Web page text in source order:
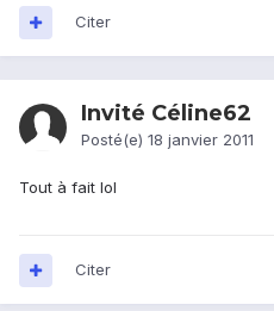
Citer
Invité Céline62
Posté(e) 18 janvier 2011
Tout à fait lol
Citer